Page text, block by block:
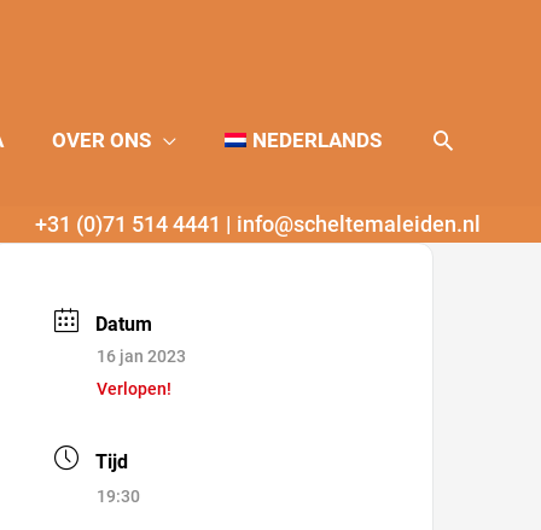
OVER ONS NEDERLANDS Zoeken
+31 (0)71 514 4441 | info@scheltemaleiden.nl
Datum
16 jan 2023
Verlopen!
Tijd
19:30